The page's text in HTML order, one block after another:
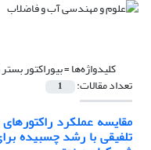
کلیدواژه‌ها =بیوراکتور ‎بستر متحرک
تعداد مقالات: 1